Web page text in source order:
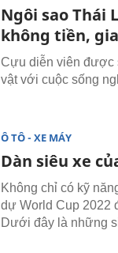
Ngôi sao Thái
không tiền,
Cựu diễn viên được
vật với cuộc sống
Ô TÔ - XE MÁY
Dàn siêu xe
Không chỉ có kỹ
dự World Cup 2022
Dưới đây là những